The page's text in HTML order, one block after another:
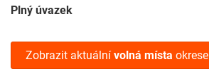
Plný úvazek
Zobrazit aktuální volná místa okrese